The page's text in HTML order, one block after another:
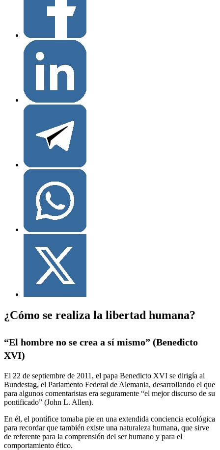
¿Cómo se realiza la libertad humana?
“El hombre no se crea a sí mismo” (Benedicto
XVI)
El 22 de septiembre de 2011, el papa Benedicto XVI se dirigía al
Bundestag, el Parlamento Federal de Alemania, desarrollando el que
para algunos comentaristas era seguramente “el mejor discurso de su
pontificado” (John L. Allen).
En él, el pontífice tomaba pie en una extendida conciencia ecológica
para recordar que también existe una naturaleza humana, que sirve
de referente para la comprensión del ser humano y para el
comportamiento ético.